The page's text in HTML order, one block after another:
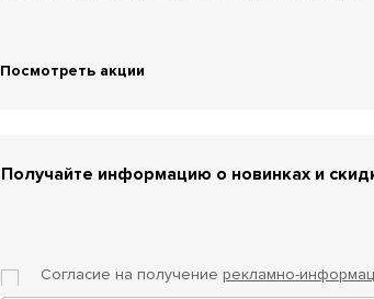
Посмотреть акции
Получайте информацию о новинках и
Согласие на получение рекламно-